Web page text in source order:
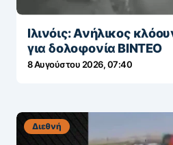
Ιλινόις: Ανήλικος
για δολοφονία ΒΙΝΤΕΟ
8 Αυγούστου 2026, 07:40
Διεθνή